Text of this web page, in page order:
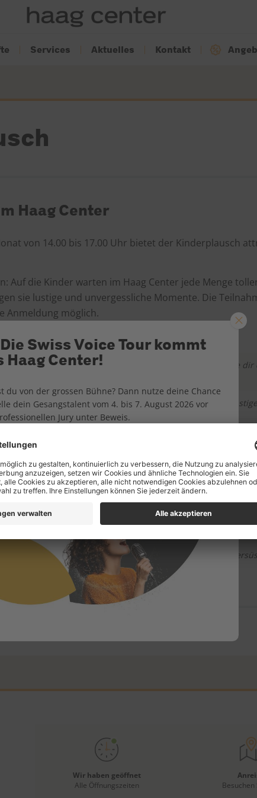
Services Aktuelles Kontakt
Haag Center
von 14.00 bis 17.00 Uhr bietet der Kinderplausch
Auf die Kinder warten im Haag Center jede Menge
sie lustige und unvergessliche Momente. Die
Anmeldung möglich.
Auf geheimer Mission: Knacke Rätsel und sichere dir
Verwandle kleine Kunstwerke aus Muscheln in
fantasievolle Meereswesen.
Verziere feine Kambly Biscuits: ob bunt, kreativ oder
Verwandle deinen Kürbis in ein fantasievolles
lustiges Halloween-Kunstwerk.
Freu dich auf eine kunterbunte Clownshow voller
Lasst mit deiner eigenen Handschrift einen
vom Chocolarium wahr werden.
Wir haben geöffnet
Alle Öffnungszeiten
Besuchen
Swiss Voice Tour kommt
Haag Center!
du von der grossen Bühne? Dann nutze deine Chance
dein Gesangstalent vom 4. bis 7. August 2026 vor
Jury unter Beweis.
und Castingplatz sichern!